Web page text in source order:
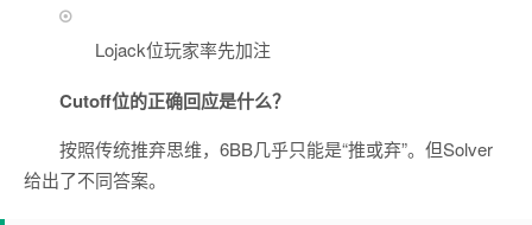
Lojack位玩家率先加注
Cutoff位的正确回应是什么？
按照传统推弃思维，6BB几乎只能是“推或弃”。但Solver
给出了不同答案。